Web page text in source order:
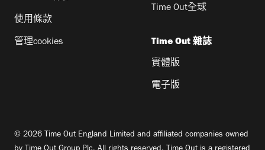
使用條款
管理cookies
Time Out全球
Time Out 雜誌
實體版
電子版
© 2026 Time Out England Limited and affiliated companies owned